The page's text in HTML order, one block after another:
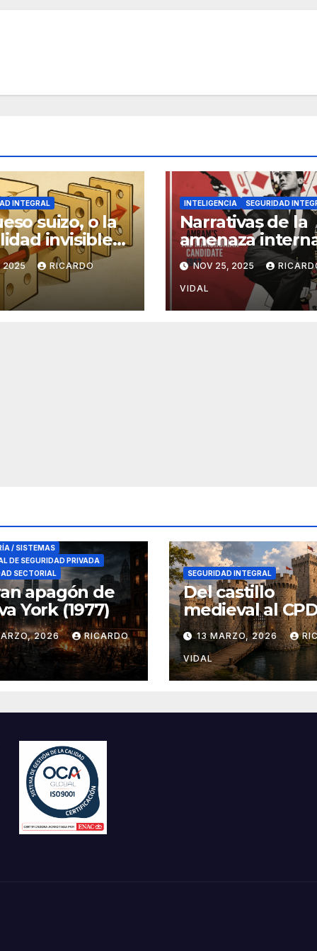
INTEGRAL
suizo, o la
invisible
sistemas
2025 RICARDO
INTELIGENCIA SEGURIDAD
Narrativas de la
amenaza
NOV 25, 2025
VIDAL
/ SISTEMAS
DE SEGURIDAD PRIVADA
SECTORIAL
apagón de
York (1977)
2026 RICARDO
SEGURIDAD INTEGRAL
Del castillo
medieval al
seguridad por
13 MARZO, 2026
VIDAL